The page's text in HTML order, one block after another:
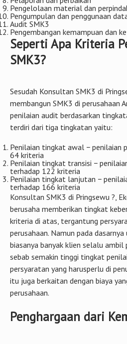
Tinjauan Manajemen
– Dapat mengatasi implikasi K3
12 Elemen SMK3 adalah
Pembangunan dan pemeliharaan
Pendokumentasian strategi
Peninjauan ulang desain dan kontrak
Standar pemantauan
Pelaporan dan perbaikan
Pengelolaan material dan
Pengumpulan dan penggunaan
Audit SMK3
Pengembangan kemampuan dan
Seperti Apa Kriteria
SMK3?
Sesudah Konsultan SMK3 di
membangun SMK3 di perusahaan
penilaian audit berdasarkan
terdiri dari tiga tingkatan yaitu:
Penilaian tingkat awal − penilaian
64 kriteria
Penilaian tingkat transisi −
terhadap 122 kriteria
Penilaian tingkat lanjutan −
terhadap 166 kriteria
Konsultan SMK3 di Pringsewu ?,
kriteria di atas, tergantung